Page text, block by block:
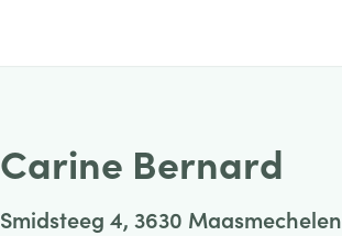
Carine Bernard
Smidsteeg 4, 3630 Maasmechelen